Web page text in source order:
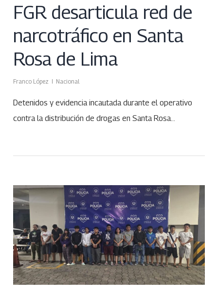
FGR desarticula red de
narcotráfico en Santa
Rosa de Lima
Franco López Nacional
Detenidos y evidencia incautada durante el operativo
contra la distribución de drogas en Santa Rosa…